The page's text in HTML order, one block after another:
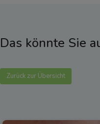
Das könnte Sie
Zurück zur Übersicht